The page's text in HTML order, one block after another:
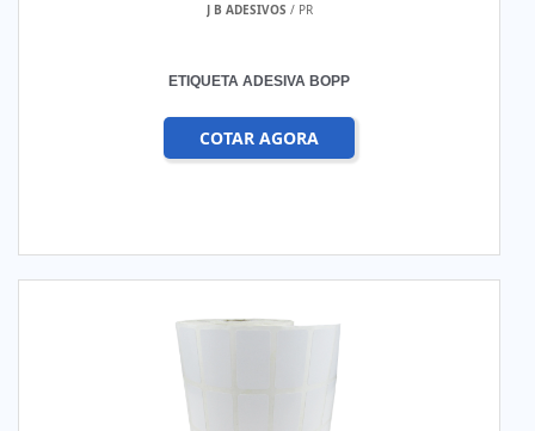
J B ADESIVOS / PR
ETIQUETA ADESIVA BOPP
COTAR AGORA